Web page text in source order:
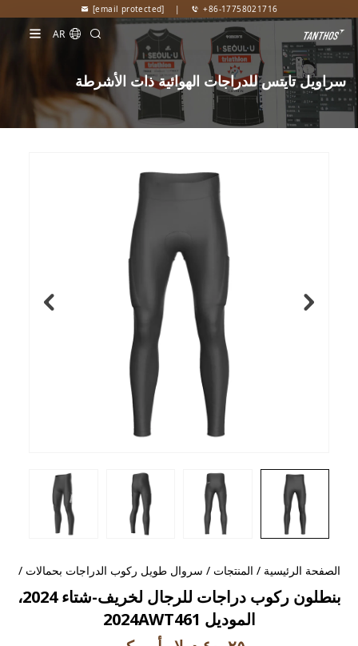
[email protected] | +86-17758021716
AR
سراويل تايتس للدراجات الهوائية ذات الأشرطة
الصفحة الرئيسية / المنتجات / سروال طويل ركوب الدراجات بحمالات /
بنطلون ركوب دراجات للرجال لخريف-شتاء 2024،
الموديل 2024AWT461